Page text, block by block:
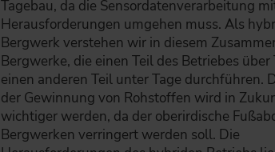
Tagebau, da die Sensordatenverarbeitung
Herausforderungen umgehen muss. Als
Bergwerk verstehen wir in diesem
Bergwerke, die einen Teil des Betriebes über
einen anderen Teil unter Tage durchführen.
der Gewinnung von Rohstoffen wird in
wichtiger werden, da der oberirdische
Bergwerken verringert werden soll. Die